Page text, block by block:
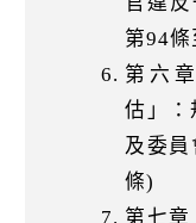
第94
第六
估」：
及委
條)
第七章